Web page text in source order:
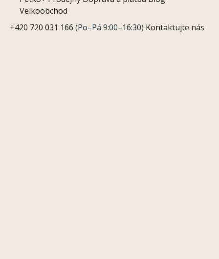
Velkoobchod
+420 720 031 166 (Po–Pá 9:00–16:30) Kontaktujte nás